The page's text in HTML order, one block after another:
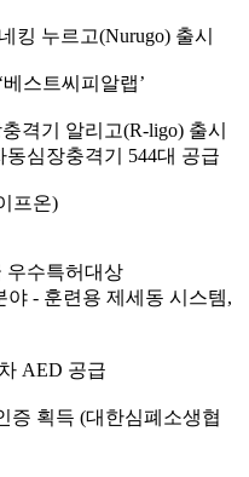
킹 누르고(Nurugo) 출시
스트씨피알랩’
격기 알리고(R-ligo) 출시
동심장충격기 544대 공급
프온)
우수특허대상
야 - 훈련용 제세동 시스템,
AED 공급
증 획득 (대한심폐소생협